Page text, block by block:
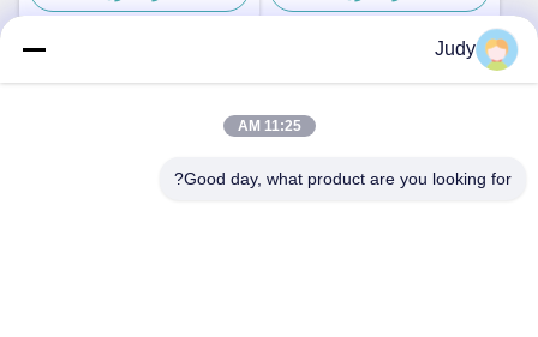
آدرس
Judy
11:25 AM
Good day, what product are you looking for?